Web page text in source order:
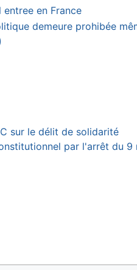
en France
demeure prohibée
sur le délit de solidarité
par l'arrêt du 9